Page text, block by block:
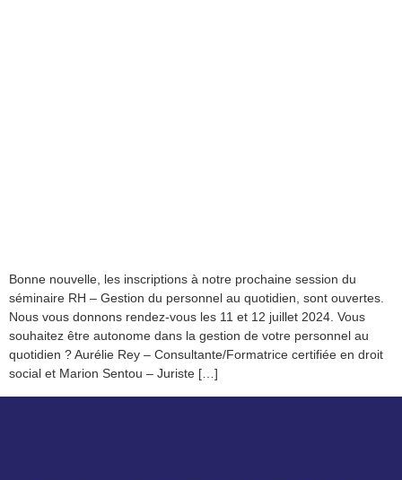
Bonne nouvelle, les inscriptions à notre prochaine session du
séminaire RH – Gestion du personnel au quotidien, sont ouvertes.
Nous vous donnons rendez-vous les 11 et 12 juillet 2024. Vous
souhaitez être autonome dans la gestion de votre personnel au
quotidien ? Aurélie Rey – Consultante/Formatrice certifiée en droit
social et Marion Sentou – Juriste […]